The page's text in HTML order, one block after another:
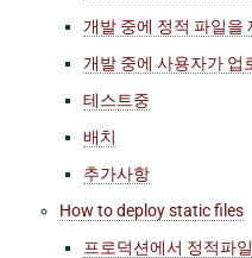
개발 중에 정적 파일을
개발 중에 사용자가 업
테스트중
배치
추가사항
How to deploy static files
프로덕션에서 정적파